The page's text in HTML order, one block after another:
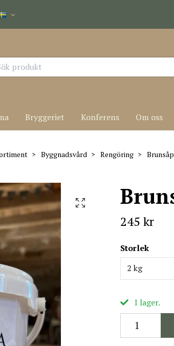
Bryggeriet Konferens Om oss
Byggnadsvård Rengöring
245 kr
Storlek
2 kg
I lager.